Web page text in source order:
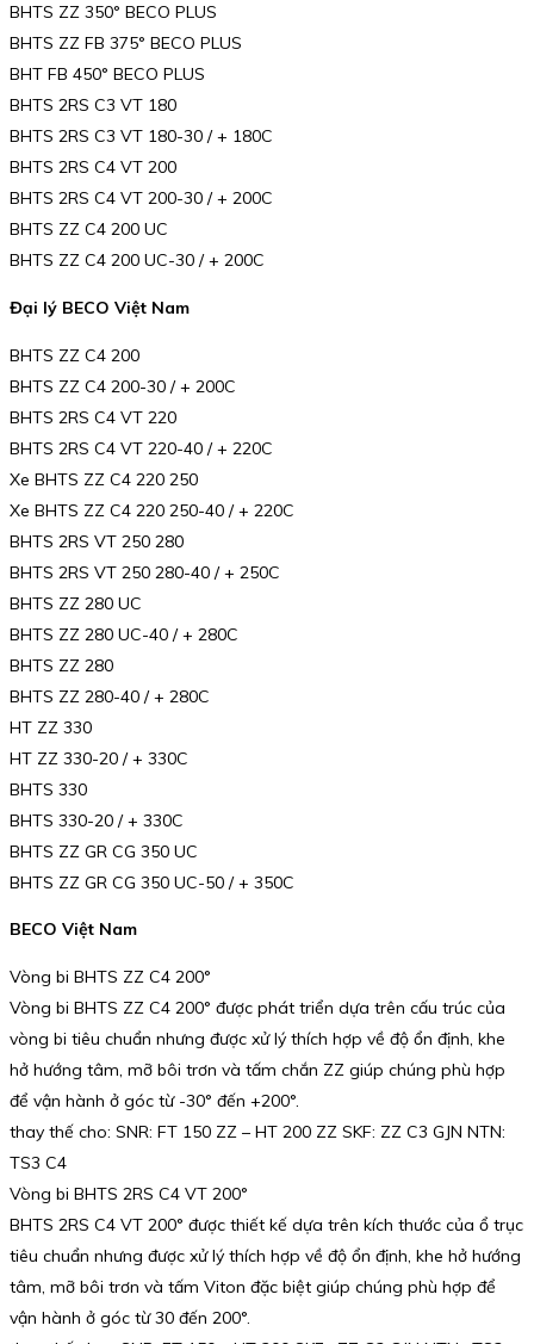
BHTS ZZ 350° BECO PLUS
BHTS ZZ FB 375° BECO PLUS
BHT FB 450° BECO PLUS
BHTS 2RS C3 VT 180
BHTS 2RS C3 VT 180-30 / + 180C
BHTS 2RS C4 VT 200
BHTS 2RS C4 VT 200-30 / + 200C
BHTS ZZ C4 200 UC
BHTS ZZ C4 200 UC-30 / + 200C
Đại lý BECO Việt Nam
BHTS ZZ C4 200
BHTS ZZ C4 200-30 / + 200C
BHTS 2RS C4 VT 220
BHTS 2RS C4 VT 220-40 / + 220C
Xe BHTS ZZ C4 220 250
Xe BHTS ZZ C4 220 250-40 / + 220C
BHTS 2RS VT 250 280
BHTS 2RS VT 250 280-40 / + 250C
BHTS ZZ 280 UC
BHTS ZZ 280 UC-40 / + 280C
BHTS ZZ 280
BHTS ZZ 280-40 / + 280C
HT ZZ 330
HT ZZ 330-20 / + 330C
BHTS 330
BHTS 330-20 / + 330C
BHTS ZZ GR CG 350 UC
BHTS ZZ GR CG 350 UC-50 / + 350C
BECO Việt Nam
Vòng bi BHTS ZZ C4 200°
Vòng bi BHTS ZZ C4 200° được phát triển dựa trên cấu trúc của
vòng bi tiêu chuẩn nhưng được xử lý thích hợp về độ ổn định, khe
hở hướng tâm, mỡ bôi trơn và tấm chắn ZZ giúp chúng phù hợp
để vận hành ở góc từ -30° đến +200°.
thay thế cho: SNR: FT 150 ZZ – HT 200 ZZ SKF: ZZ C3 GJN NTN:
TS3 C4
Vòng bi BHTS 2RS C4 VT 200°
BHTS 2RS C4 VT 200° được thiết kế dựa trên kích thước của ổ trục
tiêu chuẩn nhưng được xử lý thích hợp về độ ổn định, khe hở hướng
tâm, mỡ bôi trơn và tấm Viton đặc biệt giúp chúng phù hợp để
vận hành ở góc từ 30 đến 200°.